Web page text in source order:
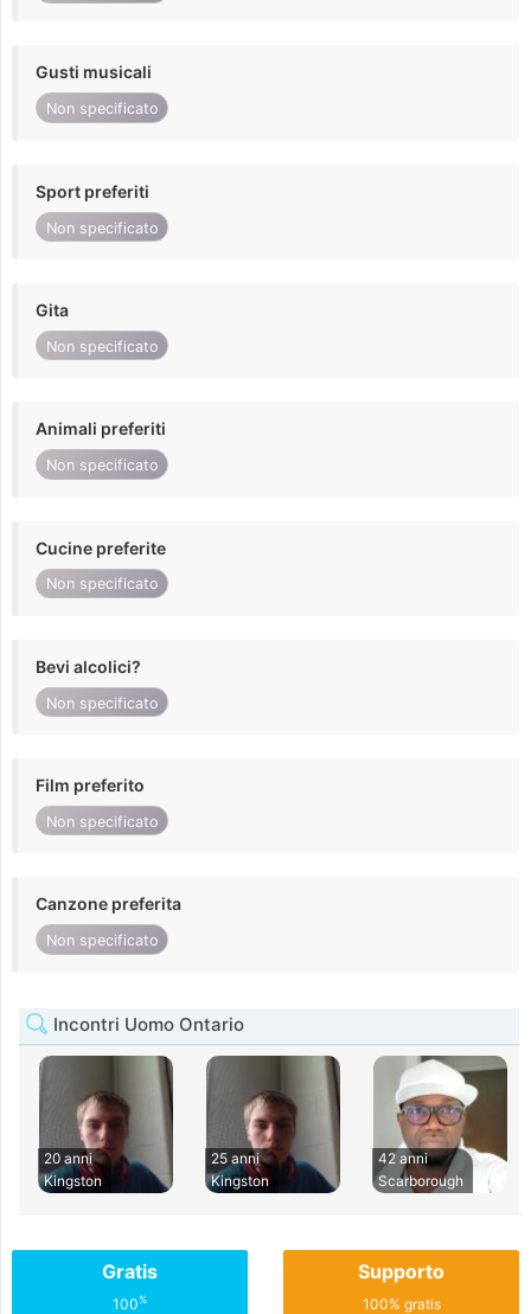
Gusti musicali
Non specificato
Sport preferiti
Non specificato
Gita
Non specificato
Animali preferiti
Non specificato
Cucine preferite
Non specificato
Bevi alcolici?
Non specificato
Film preferito
Non specificato
Canzone preferita
Non specificato
Incontri Uomo Ontario
20 anni
Kingston
25 anni
Kingston
42 anni
Scarborough
Gratis
100%
Supporto
100% gratis